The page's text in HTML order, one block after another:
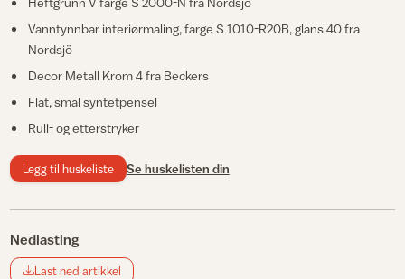
Vanntynnbar interiørmaling, farge S 1010-R20B, glans 40 fra
Nordsjö
Decor Metall Krom 4 fra Beckers
Flat, smal syntetpensel
Rull- og etterstryker
Legg til huskeliste Se huskelisten din
Nedlasting
Last ned artikkel